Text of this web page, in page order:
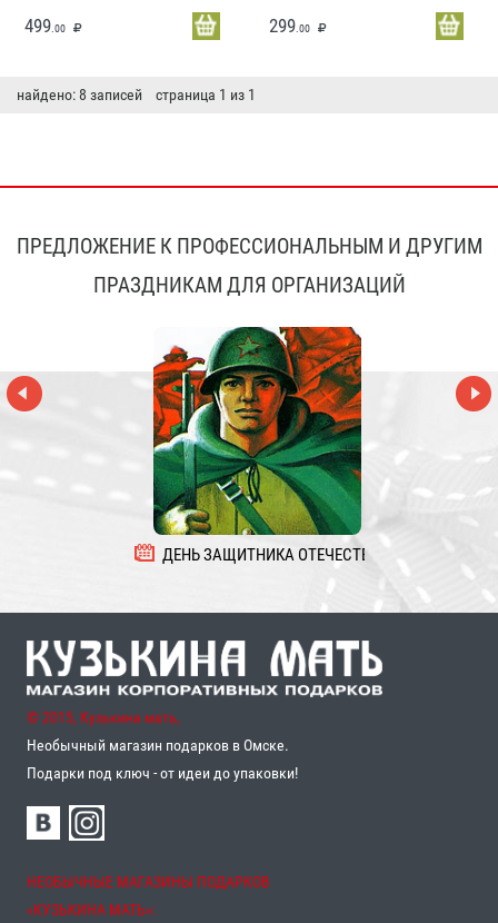
499 .00 299.00
найдено: 8 записей страница 1 из 1
ПРЕДЛОЖЕНИЕ К ПРОФЕССИОНАЛЬНЫМ И ДРУГИМ
ПРАЗДНИКАМ ДЛЯ ОРГАНИЗАЦИЙ
ДЕНЬ ЗАЩИТНИКА ОТЕЧЕСТВА
© 2015, Кузькина мать,
Необычный магазин подарков в Омске.
Подарки под ключ - от идеи до упаковки!
НЕОБЫЧНЫЕ МАГАЗИНЫ ПОДАРКОВ
«‎КУЗЬКИНА МАТЬ»‎: